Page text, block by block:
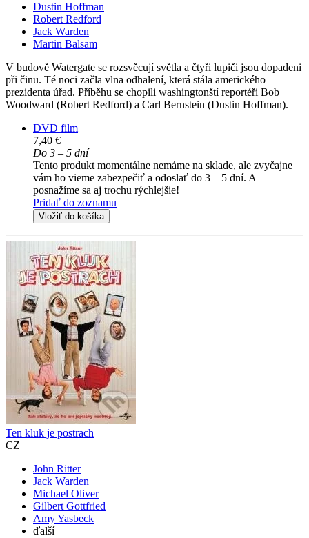
Dustin Hoffman
Robert Redford
Jack Warden
Martin Balsam
V budově Watergate se rozsvěcují světla a čtyři lupiči jsou dopadeni
při činu. Té noci začla vlna odhalení, která stála amerického
prezidenta úřad. Příběhu se chopili washingtonští reportéři Bob
Woodward (Robert Redford) a Carl Bernstein (Dustin Hoffman).
DVD film
7,40 €
Do 3 – 5 dní
Tento produkt momentálne nemáme na sklade, ale zvyčajne
vám ho vieme zabezpečiť a odoslať do 3 – 5 dní. A
posnažíme sa aj trochu rýchlejšie!
Pridať do zoznamu
Vložiť do košíka
Ten kluk je postrach
CZ
John Ritter
Jack Warden
Michael Oliver
Gilbert Gottfried
Amy Yasbeck
ďalší